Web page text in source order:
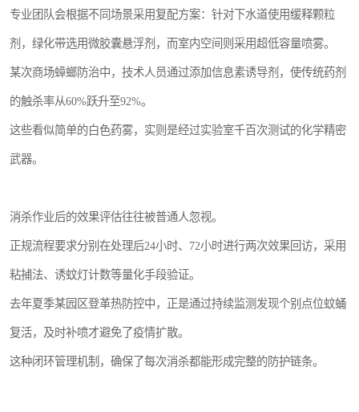
专业团队会根据不同场景采用复配方案：针对下水道使用缓释颗粒
剂，绿化带选用微胶囊悬浮剂，而室内空间则采用超低容量喷雾。
某次商场蟑螂防治中，技术人员通过添加信息素诱导剂，使传统药剂
的触杀率从60%跃升至92%。
这些看似简单的白色药雾，实则是经过实验室千百次测试的化学精密
武器。
消杀作业后的效果评估往往被普通人忽视。
正规流程要求分别在处理后24小时、72小时进行两次效果回访，采用
粘捕法、诱蚊灯计数等量化手段验证。
去年夏季某园区登革热防控中，正是通过持续监测发现个别点位蚊蛹
复活，及时补喷才避免了疫情扩散。
这种闭环管理机制，确保了每次消杀都能形成完整的防护链条。